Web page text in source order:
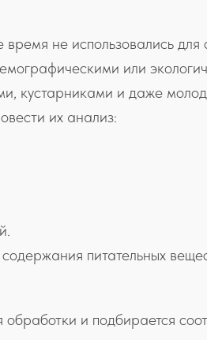
не использовались для
или
кустарниками и даже
их анализ:
питательных
и подбирается